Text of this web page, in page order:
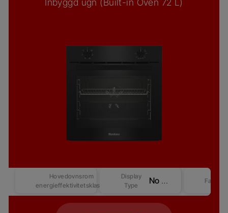
Inbyggd ugn (Built-in Oven 72 L)
Hovedovnsrom
energieffektivitetsklasse
Display
Type
No Display Farge